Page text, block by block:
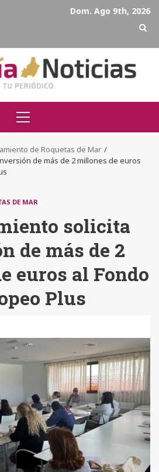
Dom. Ago 9th, 2026
Primary
Menu
de Roquetas de Mar
de más de 2 millones de euros
DE MAR
solicita
de más de 2
euros al Fondo
Plus